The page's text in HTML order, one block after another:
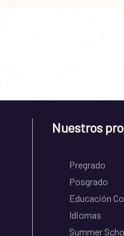
Nuestros
Pregrado
Posgrado
Educación
Idiomas
Summer